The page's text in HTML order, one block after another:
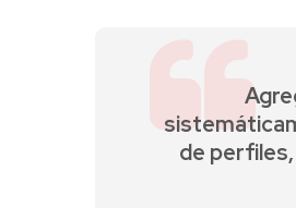
de perfiles,